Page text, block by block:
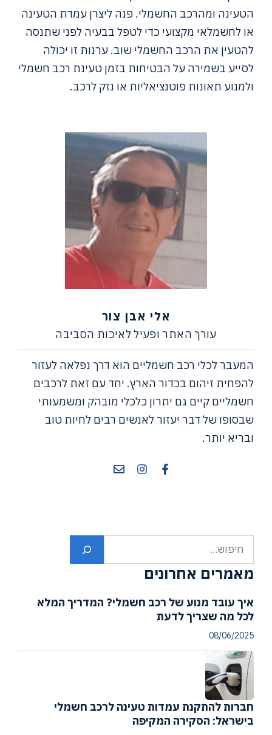
הטעינה ומהרכב החשמלי. פנה ליצרן עמדת הטעינה
או לחשמלאי מקצועי כדי לטפל בבעיה לפני שתנסה
להטעין את הרכב החשמלי שוב. ערנות זו יכולה
לסייע בשמירה על הבטיחות בזמן טעינת רכב חשמלי
ולמנוע תאונות פוטנציאליות או נזק לרכב.
אלי אבן צור
עורך האתר ופעיל לאיכות הסביבה
המעבר לכלי רכב חשמליים הוא דרך נפלאה לעזור
להפחית זיהום בכדור הארץ. יחד עם זאת לרכבים
חשמליים קיים גם יתרון כלכלי מובהק ומשמעותי
שבסופו של דבר יעזור לאנשים רבים לחיות טוב
ובריא יותר.
חיפוש
מאמרים אחרונים
איך עובד מנוע של רכב חשמלי? המדריך המלא
לכל מה שצריך לדעת
08/06/2025
חברות להתקנת עמדות טעינה לרכב חשמלי
בישראל: הסקירה המקיפה